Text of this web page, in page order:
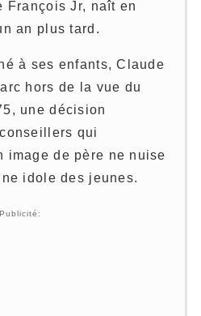
François Jr, naît en
an plus tard.
à ses enfants, Claude
hors de la vue du
une décision
qui
image de père ne nuise
idole des jeunes.
Publicité: